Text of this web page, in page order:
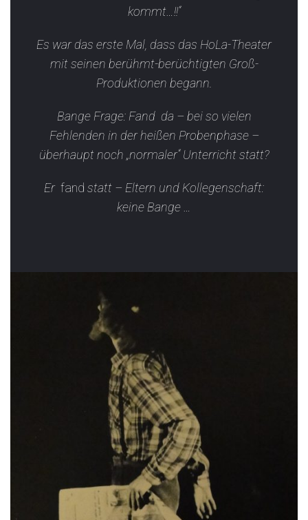
kommt…!!“
Es war das erste Mal, dass das HoLa-Theater
mit seinen berühmt-berüchtigten Groß-
Produktionen begann.
Bange Frage: Fand da – bei so vielen
Fehlenden in der heißen Probenphase –
überhaupt noch „normaler“ Unterricht statt?
Er fand statt – Eltern und Kollegenschaft:
keine Bange …